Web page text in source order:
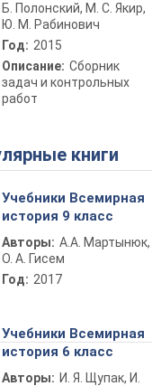
Б. Полонский, М. С. Якир,
Ю. М. Рабинович
Год: 2015
Описание: Сборник
задач и контрольных
работ
книги
Учебники Всемирная
история 9 класс
Авторы: А.А. Мартынюк,
О. А. Гисем
Год: 2017
Учебники Всемирная
история 6 класс
Авторы: И. Я. Щупак, И.